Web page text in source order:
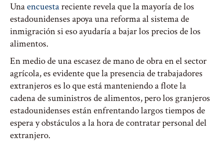
Unaencuestareciente revela que la mayoría de los
estadounidenses apoya una reforma al sistema de
inmigración si eso ayudaría a bajar los precios de los
alimentos.
En medio de una escasez de mano de obra en el sector
agrícola, es evidente que la presencia de trabajadores
extranjeros es lo que está manteniendo a flote la
cadena de suministros de alimentos, pero los granjeros
estadounidenses están enfrentando largos tiempos de
espera y obstáculos a la hora de contratar personal del
extranjero.